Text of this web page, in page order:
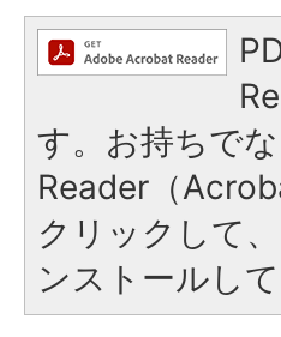
す。お持ちで
Reader（
クリックして
ンストールして